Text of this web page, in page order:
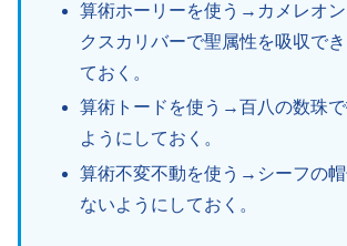
算術ホーリーを使う→カメレオ
クスカリバーで聖属性を吸収で
ておく。
算術トードを使う→百八の数珠
ようにしておく。
算術不変不動を使う→シーフの
ないようにしておく。